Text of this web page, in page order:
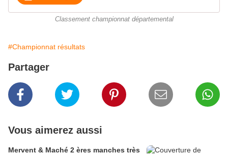
Classement championnat départemental
#Championnat résultats
Partager
Vous aimerez aussi
Mervent & Maché 2 ères manches très